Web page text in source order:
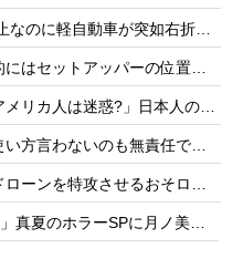
車と衝突→乗ってた三人組が車を捨て逃走ｗｗｗｗｗｗ
パーの位置が一番合うてる」←おーん
迷惑?」日本人の回答が的確すぎた
言わないのも無責任では？
ンを特攻させるおそロシア。
松寿ゞ謡が出演！“VTuber×ホラー”を語る【8/8(土)21:05】